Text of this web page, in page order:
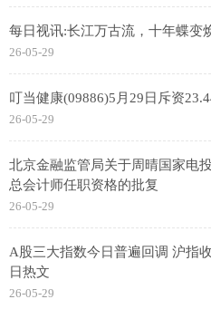
每日视讯:长江万古流，十年蝶变
26-05-29
叮当健康(09886)5月29日斥资
26-05-29
北京金融监管局关于周晴国家电
总会计师任职资格的批复
26-05-29
A股三大指数今日普遍回调 沪指
日热文
26-05-29